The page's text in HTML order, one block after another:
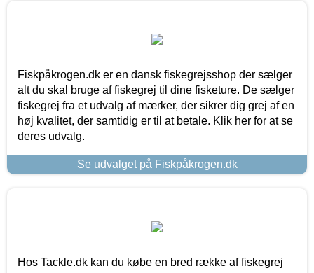
Fiskpåkrogen.dk er en dansk fiskegrejsshop der sælger
alt du skal bruge af fiskegrej til dine fisketure. De sælger
fiskegrej fra et udvalg af mærker, der sikrer dig grej af en
høj kvalitet, der samtidig er til at betale. Klik her for at se
deres udvalg.
Se udvalget på Fiskpåkrogen.dk
Hos Tackle.dk kan du købe en bred række af fiskegrej